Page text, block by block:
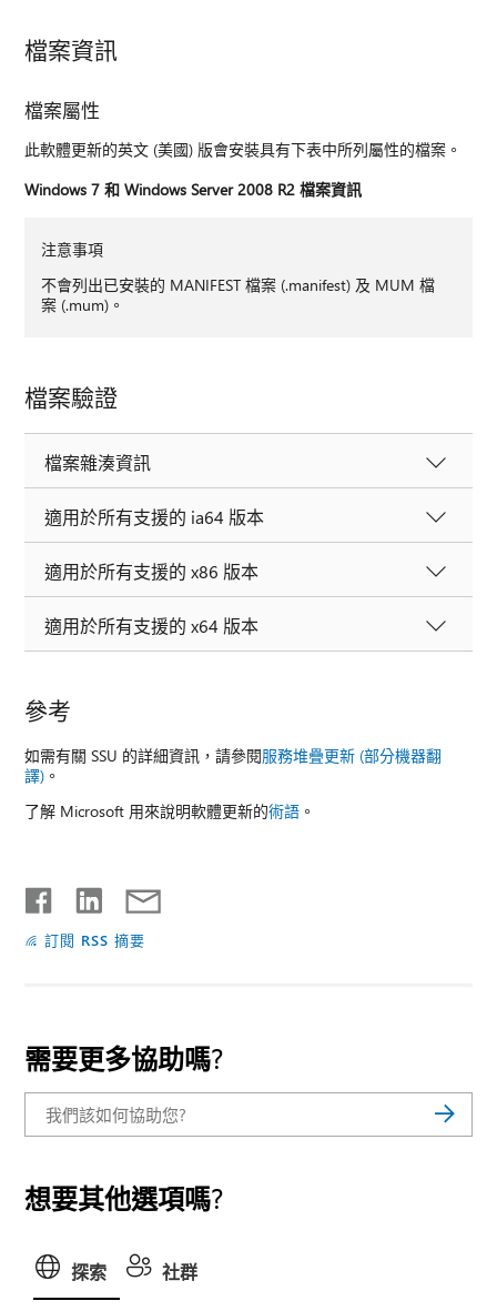
檔案資訊
檔案屬性
此軟體更新的英文 (美國) 版會安裝具有下表中所列屬性的檔案。
Windows 7 和 Windows Server 2008 R2 檔案資訊
注意事項
不會列出已安裝的 MANIFEST 檔案 (.manifest) 及 MUM 檔
案 (.mum)。
檔案驗證
檔案雜湊資訊
適用於所有支援的 ia64 版本
適用於所有支援的 x86 版本
適用於所有支援的 x64 版本
參考
如需有關 SSU 的詳細資訊，請參閱服務堆疊更新 (部分機器翻
譯) 。
了解 Microsoft 用來說明軟體更新的術語 。
訂閱 RSS 摘要
需要更多協助嗎?
想要其他選項嗎?
探索 社群